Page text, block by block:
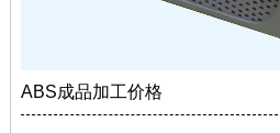
ABS成品加工价格